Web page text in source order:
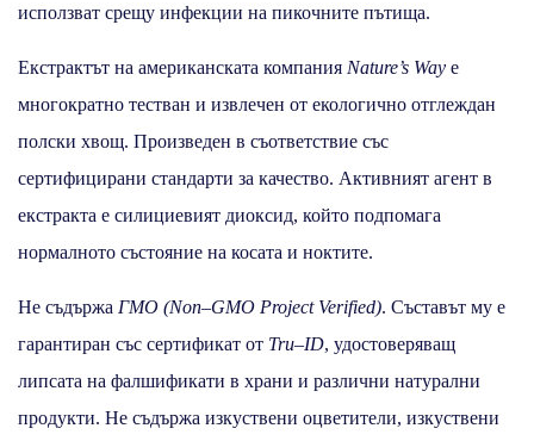
исползват срещу инфекции на пикочните пътища.
Екстрактът на американската компания Nature’s Way е
многократно тестван и извлечен от екологично отглеждан
полски хвощ. Произведен в съответствие със
сертифицирани стандарти за качество. Активният агент в
екстракта е силициевият диоксид, който подпомага
нормалното състояние на косата и ноктите.
Не съдържа ГМО (Non–GMO Project Verified). Съставът му е
гарантиран със сертификат от Tru–ID, удостоверяващ
липсата на фалшификати в храни и различни натурални
продукти. Не съдържа изкуствени оцветители, изкуствени